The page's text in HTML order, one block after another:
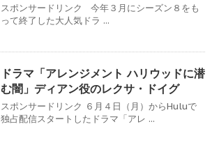
スポンサードリンク 今年３月にシーズン８をも
って終了した大人気ドラ ...
ドラマ「アレンジメント ハリウッドに潜
む闇」ディアン役のレクサ・ドイグ
スポンサードリンク ６月４日（月）からHuluで
独占配信スタートしたドラマ「アレ ...